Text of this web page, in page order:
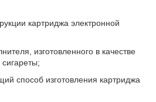
картриджа электронной
изготовленного в качестве
способ изготовления картриджа